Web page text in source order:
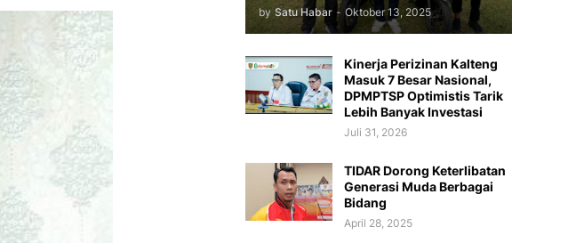
by Satu Habar - Oktober 13, 2025
Kinerja Perizinan Kalteng
Masuk 7 Besar Nasional,
DPMPTSP Optimistis Tarik
Lebih Banyak Investasi
Juli 31, 2026
TIDAR Dorong Keterlibatan
Generasi Muda Berbagai
Bidang
April 28, 2025